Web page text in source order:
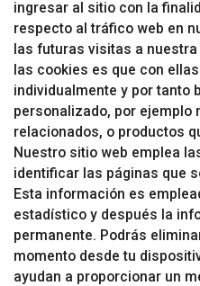
ingresar al sitio con la
respecto al tráfico web en
las futuras visitas a
las cookies es que con
individualmente y por tanto
personalizado, por ejemplo
relacionados, o productos
Nuestro sitio web emplea
identificar las páginas que
Esta información es
estadístico y después la
permanente. Podrás
momento desde tu
ayudan a proporcionar un